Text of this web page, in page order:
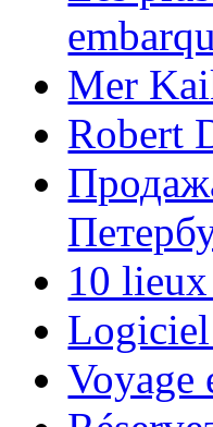
Mer
Robert
10
Voyage